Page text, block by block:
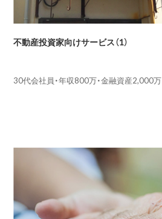
不動産投資家向けサービス（1）
30代会社員・年収800万・金融資産2,000万